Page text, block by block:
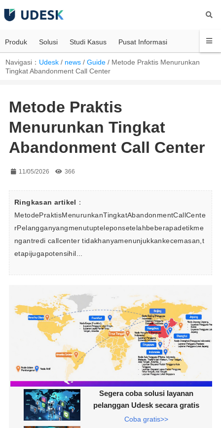
Produk Solusi Studi Kasus Pusat Informasi
Navigasi： Udesk / news /Guide / Metode Praktis Menurunkan
Tingkat Abandonment Call Center
Metode Praktis
Menurunkan Tingkat
Abandonment Call Center
11/05/2026 366
Ringkasan artikel ：
MetodePraktisMenurunkanTingkatAbandonmentCallCente
rPelangganyangmenutupteleponsetelahbeberapadetikme
ngantredi callcenter tidakhanyamenunjukkankecemasan,t
etapijugapotensihil...
Segera coba solusi layanan
pelanggan Udesk secara gratis
Coba gratis>>